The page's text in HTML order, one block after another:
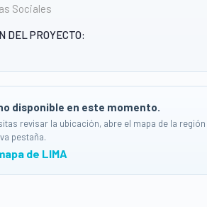
Sociales
DEL PROYECTO:
disponible en este momento.
revisar la ubicación, abre el mapa de la región
pestaña.
de LIMA